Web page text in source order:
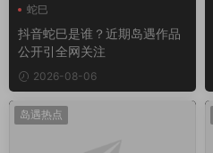
蛇巳
抖音蛇巳是谁？近期岛遇作品
公开引全网关注
2026-08-06
岛遇热点